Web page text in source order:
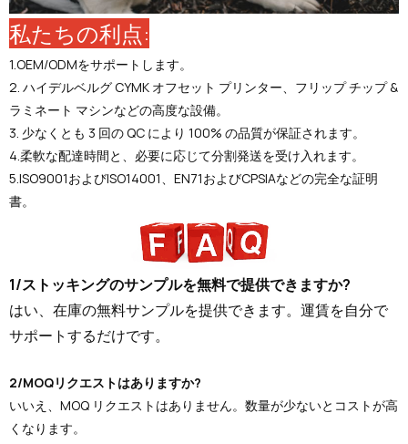
私たちの利点:
1.OEM/ODMをサポートします。
2. ハイデルベルグ CYMK オフセット プリンター、フリップ チップ &
ラミネート マシンなどの高度な設備。
3. 少なくとも 3 回の QC により 100% の品質が保証されます。
4.柔軟な配達時間と、必要に応じて分割発送を受け入れます。
5.ISO9001およびISO14001、EN71およびCPSIAなどの完全な証明
書。
1/ストッキングのサンプルを無料で提供できますか?
はい、在庫の無料サンプルを提供できます。運賃を自分で
サポートするだけです。
2/MOQリクエストはありますか?
いいえ、MOQ リクエストはありません。数量が少ないとコストが高
くなります。